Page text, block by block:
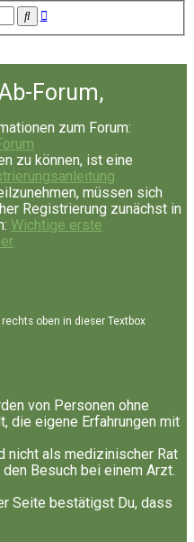
SucheErweiterte
Forum,
zum Forum:
zu können, ist eine
müssen sich
Registrierung zunächst in
Wichtige erste
oben in dieser Textbox
von Personen ohne
die eigene Erfahrungen mit
nicht als medizinischer Rat
Besuch bei einem Arzt.
Seite bestätigst Du, dass